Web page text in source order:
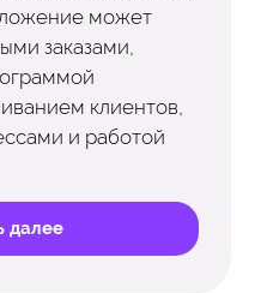
может
заказами,
клиентов,
и работой
далее